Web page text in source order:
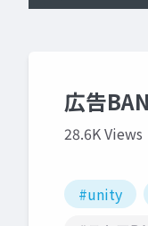
広告
28.6K Views
#unity